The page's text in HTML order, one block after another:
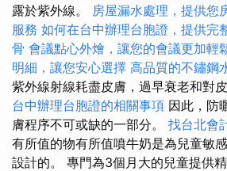
露於紫外線。 房屋漏水處理，提供您
服務 如何在台中辦理台胞證，提供完
骨 會議點心外燴，讓您的會議更加輕
明細，讓您安心選擇 高品質的不鏽鋼
紫外線射線耗盡皮膚，過早衰老和對
台中辦理台胞證的相關事項 因此，防
膚程序不可或缺的一部分。 找台北會
有所值的物有所值噴牛奶是為兒童敏
設計的。 專門為3個月大的兒童提供